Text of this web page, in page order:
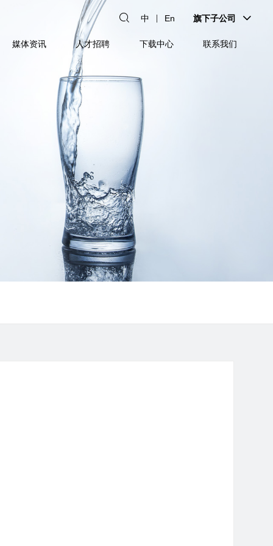
中 En 旗下子公司
媒体资讯 人才招聘 下载中心 联系我们